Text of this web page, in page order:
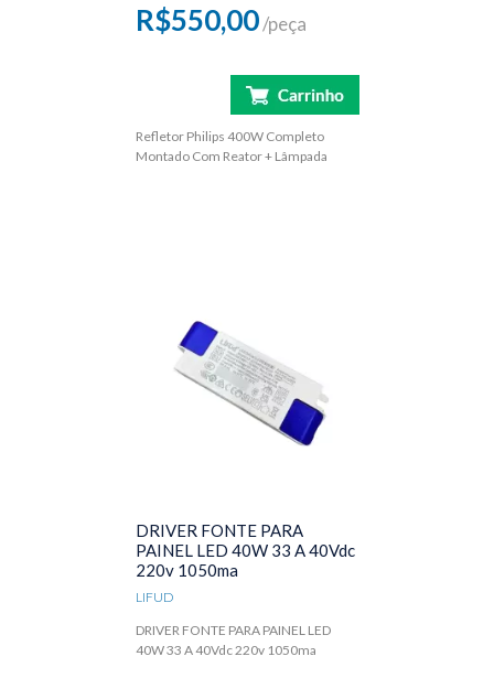
R$550,00/peça
Refletor Philips 400W Completo
Montado Com Reator + Lâmpada
DRIVER FONTE PARA
PAINEL LED 40W 33 A 40Vdc
220v 1050ma
LIFUD
DRIVER FONTE PARA PAINEL LED
40W 33 A 40Vdc 220v 1050ma